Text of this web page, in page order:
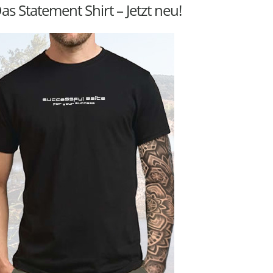
Statement Shirt – Jetzt neu!